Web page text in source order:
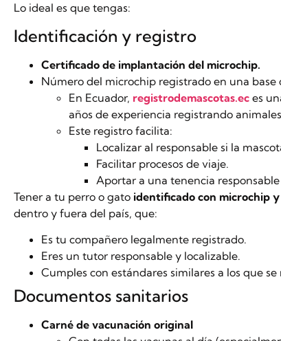
Lo ideal es que tengas:
Identificación y registro
Certificado de implantación del microchip.
Número del microchip registrado en una base
En Ecuador, registrodemascotas.ec es
años de experiencia registrando
Este registro facilita:
Localizar al responsable si la
Facilitar procesos de viaje.
Aportar a una tenencia
Tener a tu perro o gato identificado con microchip
dentro y fuera del país, que:
Es tu compañero legalmente registrado.
Eres un tutor responsable y localizable.
Cumples con estándares similares a los que
Documentos sanitarios
Carné de vacunación original